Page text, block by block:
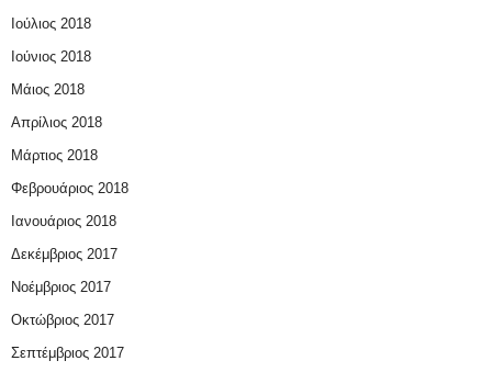
Ιούλιος 2018
Ιούνιος 2018
Μάιος 2018
Απρίλιος 2018
Μάρτιος 2018
Φεβρουάριος 2018
Ιανουάριος 2018
Δεκέμβριος 2017
Νοέμβριος 2017
Οκτώβριος 2017
Σεπτέμβριος 2017